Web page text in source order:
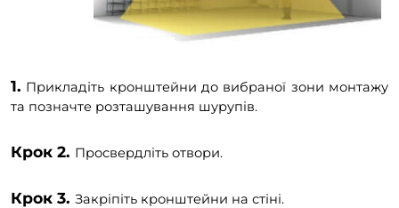
1. Прикладіть кронштейни до вибраної зони монтажу
та позначте розташування шурупів.
Крок 2. Просвердліть отвори.
Крок 3. Закріпіть кронштейни на стіні.